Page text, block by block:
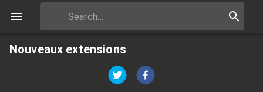
Nouveaux extensions